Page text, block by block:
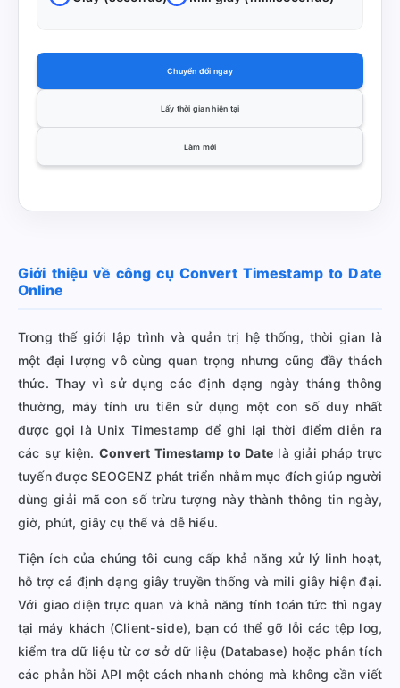
Chuyển đổi ngay
Lấy thời gian hiện tại
Làm mới
Giới thiệu về công cụ Convert Timestamp to Date
Online
Trong thế giới lập trình và quản trị hệ thống, thời gian là
một đại lượng vô cùng quan trọng nhưng cũng đầy thách
thức. Thay vì sử dụng các định dạng ngày tháng thông
thường, máy tính ưu tiên sử dụng một con số duy nhất
được gọi là Unix Timestamp để ghi lại thời điểm diễn ra
các sự kiện.Convert Timestamp to Datelà giải pháp trực
tuyến được SEOGENZ phát triển nhằm mục đích giúp người
dùng giải mã con số trừu tượng này thành thông tin ngày,
giờ, phút, giây cụ thể và dễ hiểu.
Tiện ích của chúng tôi cung cấp khả năng xử lý linh hoạt,
hỗ trợ cả định dạng giây truyền thống và mili giây hiện đại.
Với giao diện trực quan và khả năng tính toán tức thì ngay
tại máy khách (Client-side), bạn có thể gỡ lỗi các tệp log,
kiểm tra dữ liệu từ cơ sở dữ liệu (Database) hoặc phân tích
các phản hồi API một cách nhanh chóng mà không cần viết